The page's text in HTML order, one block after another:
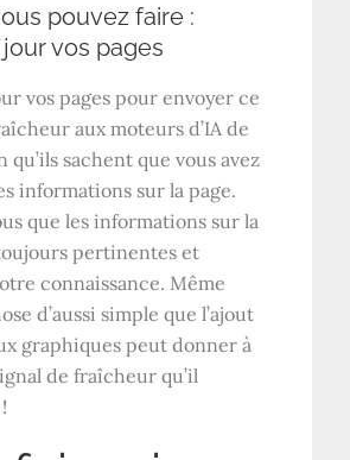
pouvez faire :
vos pages
vos pages pour envoyer ce
aux moteurs d’IA de
qu’ils sachent que vous avez
informations sur la page.
que les informations sur la
pertinentes et
connaissance. Même
d’aussi simple que l’ajout
graphiques peut donner à
de fraîcheur qu’il